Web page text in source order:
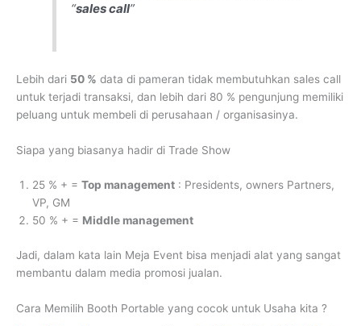
“sales call”
Lebih dari 50 % data di pameran tidak membutuhkan sales call
untuk terjadi transaksi, dan lebih dari 80 % pengunjung memiliki
peluang untuk membeli di perusahaan / organisasinya.
Siapa yang biasanya hadir di Trade Show
25 % + = Top management : Presidents, owners Partners,
VP, GM
50 % + = Middle management
Jadi, dalam kata lain Meja Event bisa menjadi alat yang sangat
membantu dalam media promosi jualan.
Cara Memilih Booth Portable yang cocok untuk Usaha kita ?